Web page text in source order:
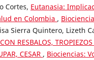
Cortes, Eutanasia:
en Colombia ,
Sierra Quintero, Lizeth
RESBALOS,
CESAR , Biociencias: